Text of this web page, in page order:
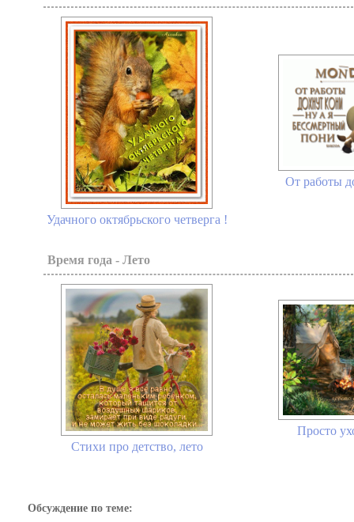
Удачного октябрьского четверга !
От работы
Время года - Лето
Стихи про детство, лето
Просто
Обсуждение по теме: